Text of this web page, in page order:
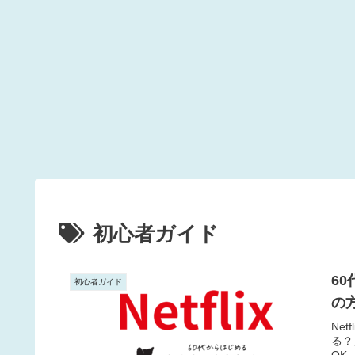
初心者ガイド
初心者ガイド
60
の
る